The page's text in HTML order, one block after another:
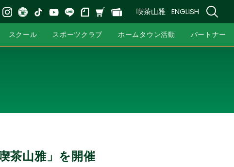
喫茶山雅 ENGLISH
スクール スポーツクラブ ホームタウン活動 パートナー
茶山雅」を開催